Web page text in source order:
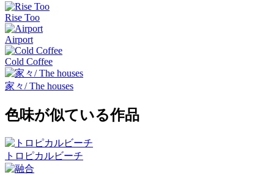
Rise Too
Airport
Cold Coffee
家々/ The houses
色味が似ている作品
トロピカルビーチ